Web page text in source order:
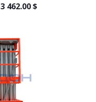
3 462.00$